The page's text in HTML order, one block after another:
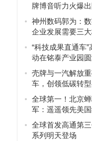
牌博音听力火爆出
神州数码郭为：
企业发展需要三
“科技成果直通车
动在铭泰产业园
壳牌与一汽解放
车，创领低碳转
全球第一！北京
军：遥遥领先美
全球首发高通第
系列明天登场